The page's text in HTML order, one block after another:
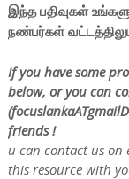
இந்த பதிவுகள்
நண்பர்கள்
If you have some
below, or you can
friends !
u can contact us on
this resource with